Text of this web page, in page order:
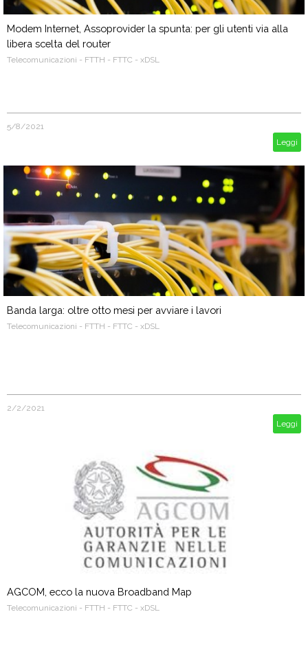
Modem Internet, Assoprovider la spunta: per gli utenti via alla
libera scelta del router
Telecomunicazioni - FTTH - FTTC - xDSL
5/8/2021
Leggi
Banda larga: oltre otto mesi per avviare i lavori
Telecomunicazioni - FTTH - FTTC - xDSL
2/2/2021
Leggi
AGCOM, ecco la nuova Broadband Map
Telecomunicazioni - FTTH - FTTC - xDSL